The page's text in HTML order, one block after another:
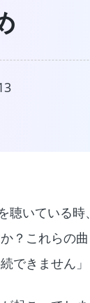
聴いている
？これらの
できません